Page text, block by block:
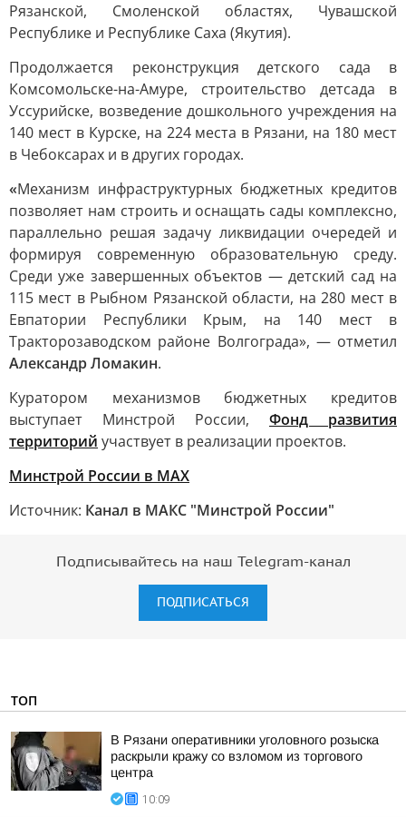
Рязанской, Смоленской областях, Чувашской
Республике и Республике Саха (Якутия).
Продолжается реконструкция детского сада в
Комсомольске-на-Амуре, строительство детсада в
Уссурийске, возведение дошкольного учреждения на
140 мест в Курске, на 224 места в Рязани, на 180 мест
в Чебоксарах и в других городах.
«Механизм инфраструктурных бюджетных кредитов
позволяет нам строить и оснащать сады комплексно,
параллельно решая задачу ликвидации очередей и
формируя современную образовательную среду.
Среди уже завершенных объектов — детский сад на
115 мест в Рыбном Рязанской области, на 280 мест в
Евпатории Республики Крым, на 140 мест в
Тракторозаводском районе Волгограда», — отметил
Александр Ломакин.
Куратором механизмов бюджетных кредитов
выступает Минстрой России, Фонд развития
территорий участвует в реализации проектов.
Минстрой России в MAX
Источник: Канал в МАКС "Минстрой России"
Подписывайтесь на наш Telegram-канал
ПОДПИСАТЬСЯ
ТОП
В Рязани оперативники уголовного розыска
раскрыли кражу со взломом из торгового
центра
10:09